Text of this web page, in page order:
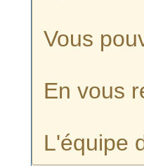
Vous
En vous
L'équipe